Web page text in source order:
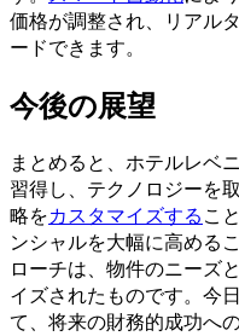
価格が調整され、リアル
ードできます。
今後の展望
まとめると、ホテルレベ
習得し、テクノロジーを
略をカスタマイズする こ
ンシャルを大幅に高める
ローチは、物件のニーズ
イズされたものです。今
て、将来の財務的成功へ